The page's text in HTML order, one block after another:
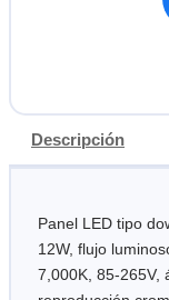
Descripción
Panel LED tipo
12W, flujo
7,000K, 85-265V,